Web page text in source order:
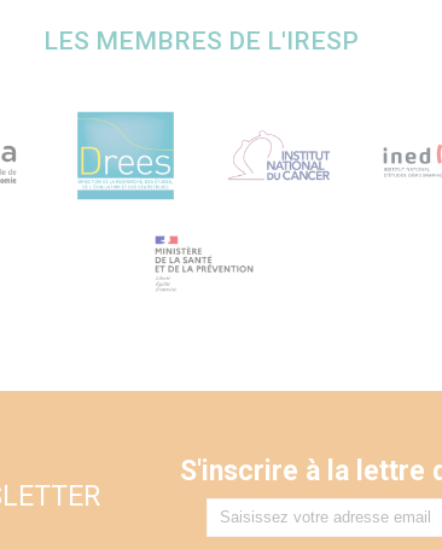
LES MEMBRES DE L'IRESP
S'inscrire à la lettre